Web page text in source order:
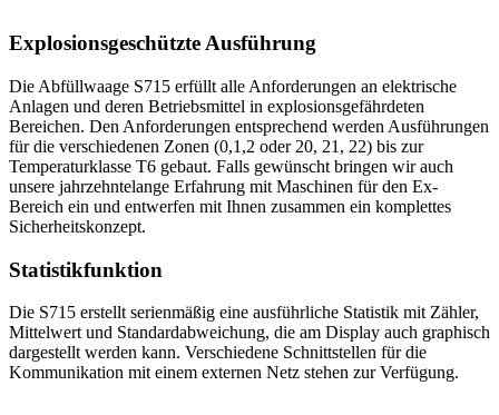
Explosionsgeschützte Ausführung
Die Abfüllwaage S715 erfüllt alle Anforderungen an elektrische
Anlagen und deren Betriebsmittel in explosionsgefährdeten
Bereichen. Den Anforderungen entsprechend werden Ausführungen
für die verschiedenen Zonen (0,1,2 oder 20, 21, 22) bis zur
Temperaturklasse T6 gebaut. Falls gewünscht bringen wir auch
unsere jahrzehntelange Erfahrung mit Maschinen für den Ex-
Bereich ein und entwerfen mit Ihnen zusammen ein komplettes
Sicherheitskonzept.
Statistikfunktion
Die S715 erstellt serienmäßig eine ausführliche Statistik mit Zähler,
Mittelwert und Standardabweichung, die am Display auch graphisch
dargestellt werden kann. Verschiedene Schnittstellen für die
Kommunikation mit einem externen Netz stehen zur Verfügung.